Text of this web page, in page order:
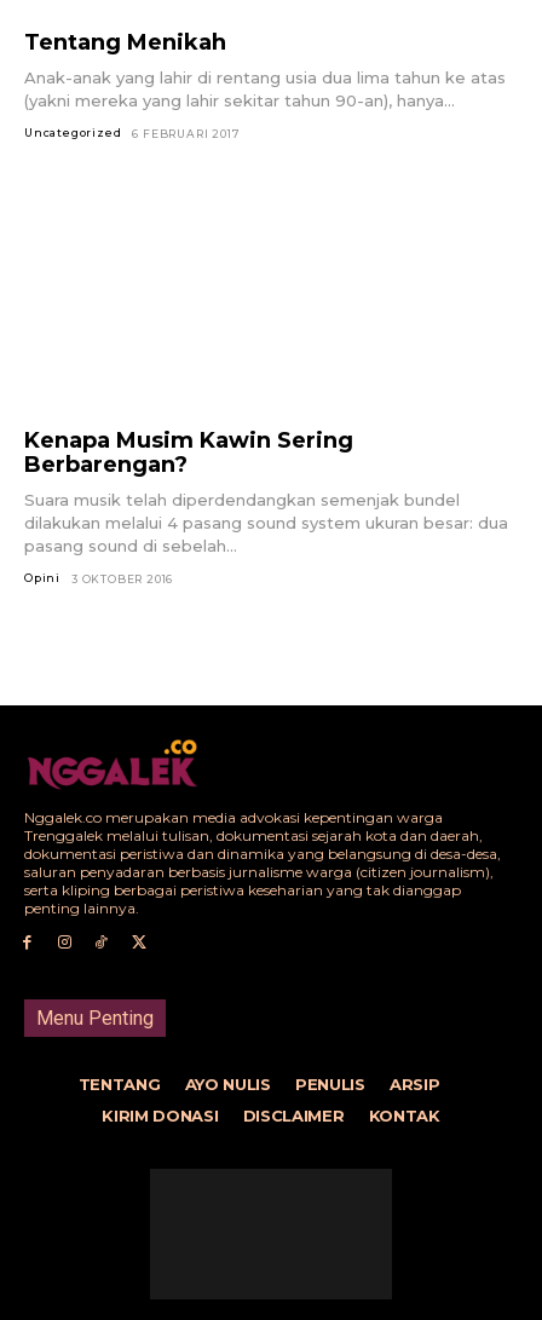
Tentang Menikah
Anak-anak yang lahir di rentang usia dua lima tahun ke atas
(yakni mereka yang lahir sekitar tahun 90-an), hanya...
Uncategorized 6 FEBRUARI 2017
Kenapa Musim Kawin Sering
Berbarengan?
Suara musik telah diperdendangkan semenjak bundel
dilakukan melalui 4 pasang sound system ukuran besar: dua
pasang sound di sebelah...
Opini 3 OKTOBER 2016
Nggalek.co merupakan media advokasi kepentingan warga
Trenggalek melalui tulisan, dokumentasi sejarah kota dan daerah,
dokumentasi peristiwa dan dinamika yang belangsung di desa-desa,
saluran penyadaran berbasis jurnalisme warga (citizen journalism),
serta kliping berbagai peristiwa keseharian yang tak dianggap
penting lainnya.
Menu Penting
TENTANG AYO NULIS PENULIS
ARSIP
KIRIM DONASI
DISCLAIMER KONTAK